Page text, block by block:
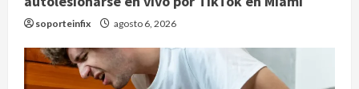
soporteinfix agosto 6, 2026